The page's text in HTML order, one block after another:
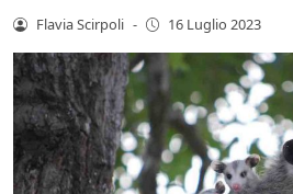
Flavia Scirpoli - 16 Luglio 2023